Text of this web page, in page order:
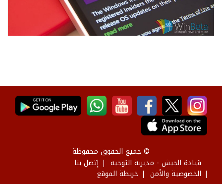
© جميع الحقوق محفوظة
قيادة الجيش - مديرية التوجيه
إتصل بنا
الخصوصية والأمن
خريطة الموقع